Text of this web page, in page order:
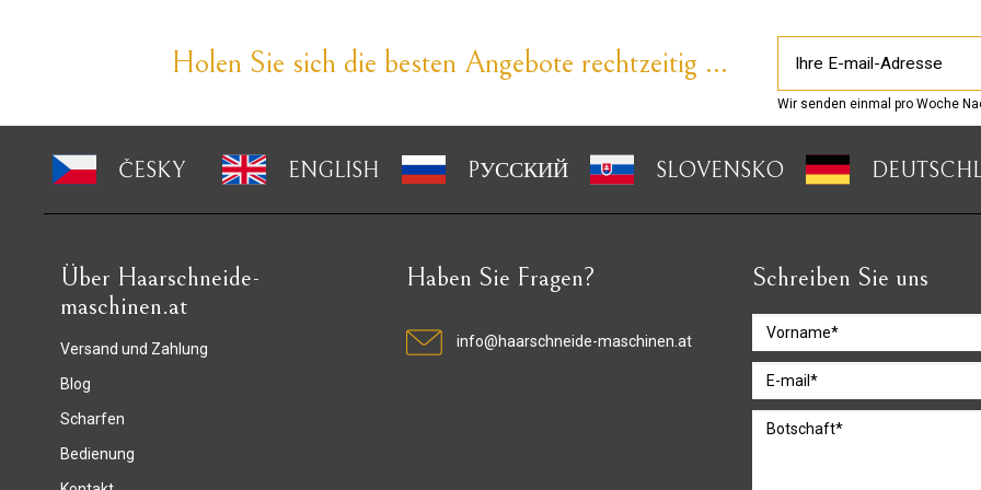
Holen Sie sich die besten Angebote rechtzeitig ...
Wir senden einmal pro Woche
ČESKY ENGLISH PУССКИЙ SLOVENSKO
Über Haarschneide-
maschinen.at
Versand und Zahlung
Blog
Scharfen
Bedienung
Haben Sie Fragen?
info@haarschneide-maschinen.at
Schreiben Sie uns